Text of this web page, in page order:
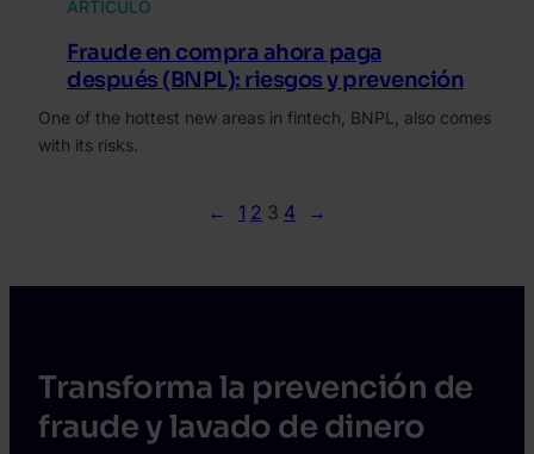
ARTÍCULO
Fraude en compra ahora paga
después (BNPL): riesgos y prevención
One of the hottest new areas in fintech, BNPL, also comes
with its risks.
← 1 2 3 4 →
Transforma la prevención de
fraude y lavado de dinero